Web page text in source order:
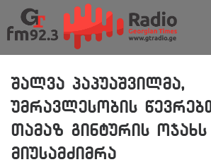
შალვა პაპუაშვილმა,
უმრავლესობის
თამაზ გინტურის ოჯახს
მიუსამძიმრა